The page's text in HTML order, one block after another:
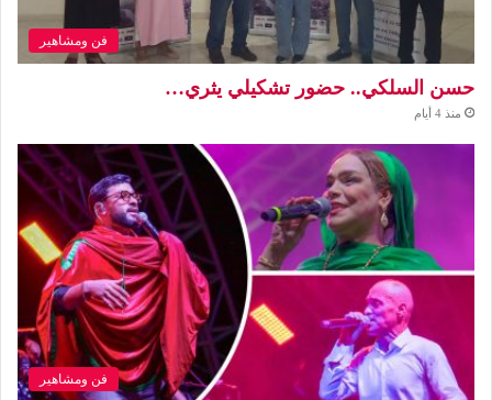
فن ومشاهير
حسن السلكي.. حضور تشكيلي يثري…
منذ 4 أيام
فن ومشاهير